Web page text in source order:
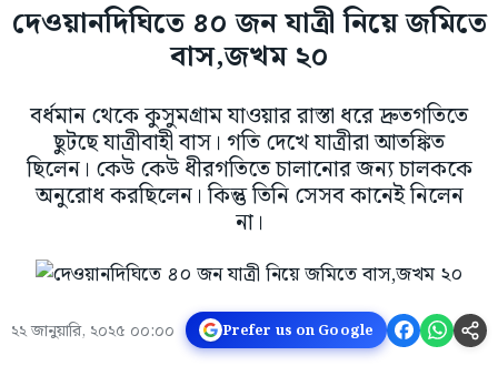
দেওয়ানদিঘিতে ৪০ জন যাত্রী নিয়ে জমিতে
বাস,জখম ২০
বর্ধমান থেকে কুসুমগ্রাম যাওয়ার রাস্তা ধরে দ্রুতগতিতে
ছুটছে যাত্রীবাহী বাস। গতি দেখে যাত্রীরা আতঙ্কিত
ছিলেন। কেউ কেউ ধীরগতিতে চালানোর জন্য চালককে
অনুরোধ করছিলেন। কিন্তু তিনি সেসব কানেই নিলেন
না।
২২ জানুয়ারি, ২০২৫ ০০:০০ Prefer us on Google